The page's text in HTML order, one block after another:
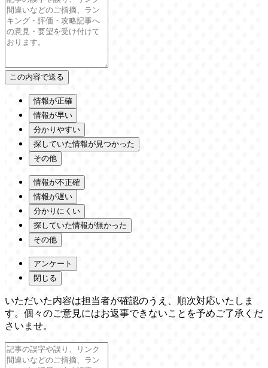
情報が正確
情報が早い
分かりやすい
探していた情報が見つかった
その他
情報が不正確
情報が遅い
分かりにくい
探していた情報が無かった
その他
アンケート
閉じる
いただいた内容は担当者が確認のうえ、順次対応いたしま
す。個々のご意見にはお返事できないことを予めご了承くだ
さいませ。